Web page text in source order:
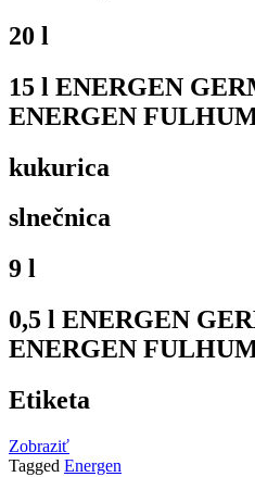
20 l
15 l ENERGEN
ENERGEN
kukurica
slnečnica
9 l
0,5 l ENERGEN
ENERGEN
Etiketa
Zobraziť
Tagged Energen